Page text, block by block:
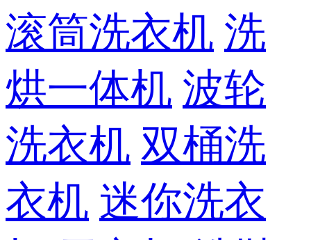
滚筒洗衣机 洗
烘一体机 波轮
洗衣机 双桶洗
衣机 迷你洗衣